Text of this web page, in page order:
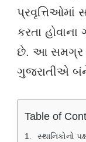
પ્રવૃત્તિઓમાં
કરતા
છે. આ સમગ્ર
ગુજરાતીએ બંને
Table of
સ્થાનિકોનો